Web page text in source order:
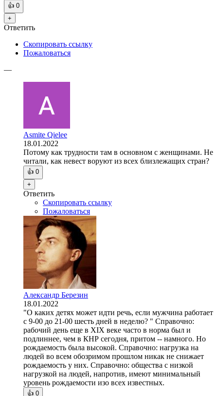
👍 0
+
Ответить
Скопировать ссылку
Пожаловаться
—
Asmite Qielee
18.01.2022
Потому как трудности там в основном с женщинами. Не
читали, как невест воруют из всех близлежащих стран?
👍 0
+
Ответить
Скопировать ссылку
Пожаловаться
Александр Березин
18.01.2022
"О каких детях может идти речь, если мужчина работает
с 9-00 до 21-00 шесть дней в неделю? " Справочно:
рабочий день еще в XIX веке часто в норма был и
подлиннее, чем в КНР сегодня, притом -- намного. Но
рождаемость была высокой. Справочно: нагрузка на
людей во всем обозримом прошлом никак не снижает
рождаемость у них. Справочно: общества с низкой
нагрузкой на людей, напротив, имеют минимальный
уровень рождаемости изо всех известных.
👍 0